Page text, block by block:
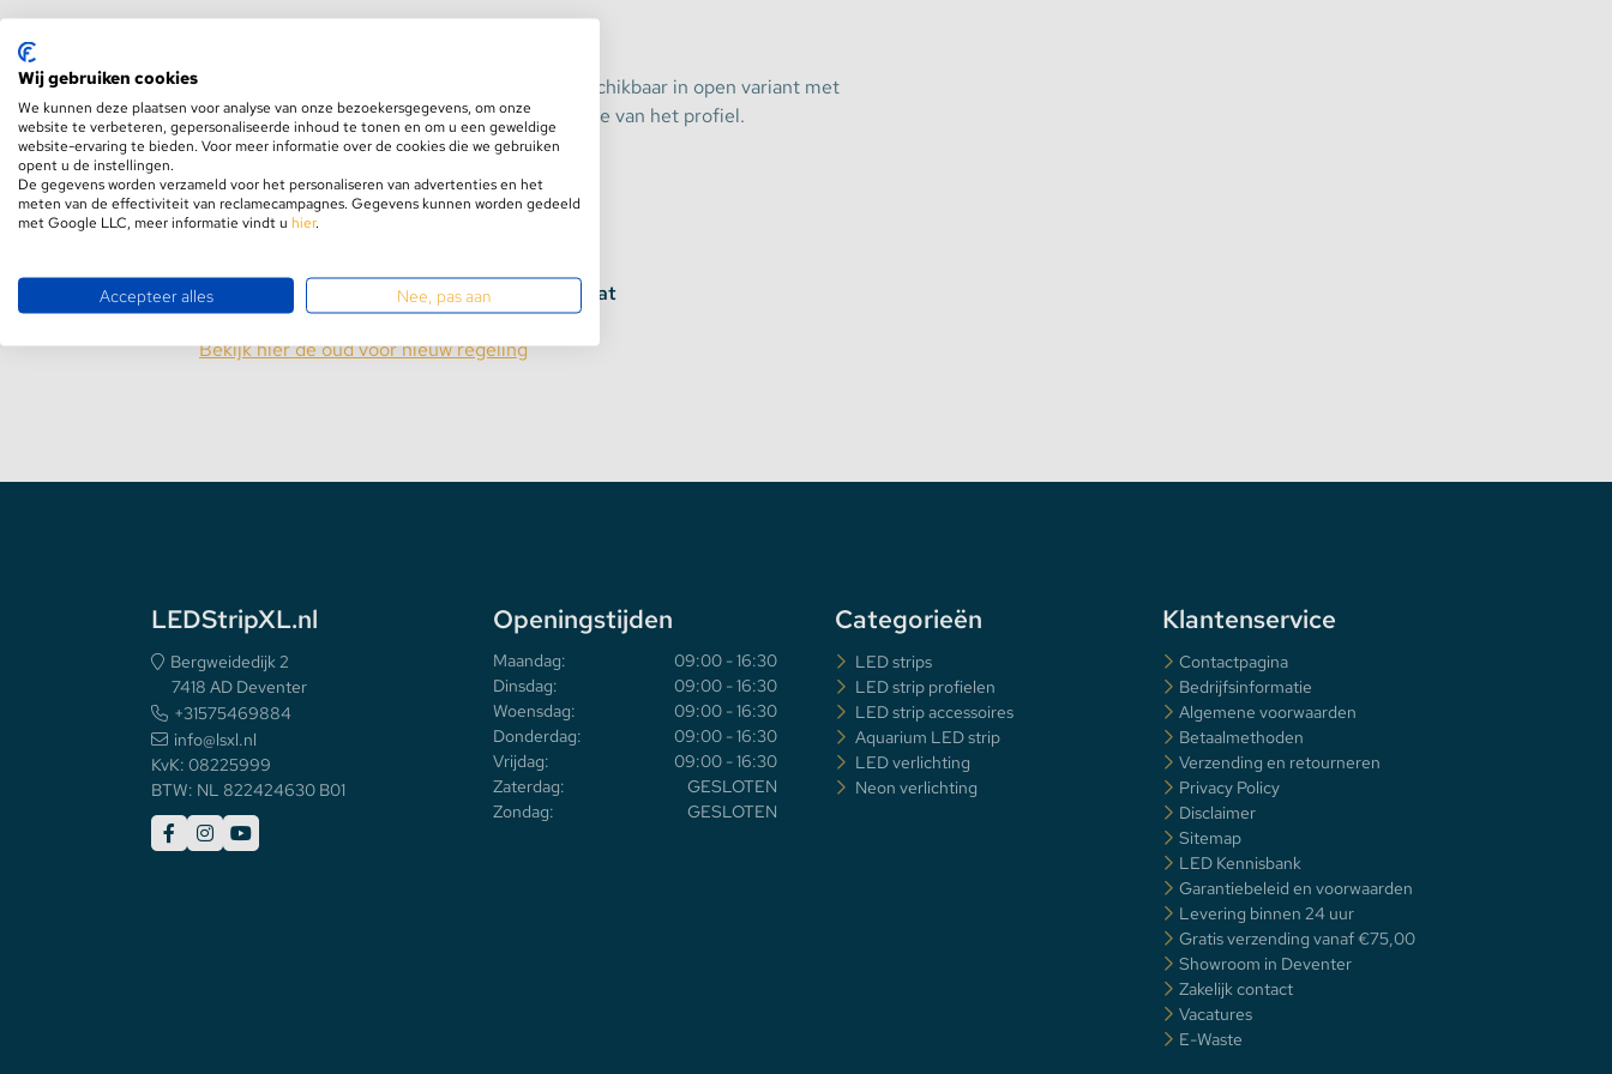
WLED Compatible
Batterijen
Witte einddop voor
. Beschikbaar in open variant met
draaddoorvoer en gesloten variant voor aan het einde van het profiel.
Benieuwd hoe wij omgaan met recyclen en wat
uw rechten zijn?
Bekijk hier de oud voor nieuw regeling
LEDStripXL.nl
Bergweidedijk 2
7418 AD Deventer
+31575469884
info@lsxl.nl
KvK: 08225999
BTW: NL 822424630 B01
Openingstijden
Maandag:
09:00 - 16:30
Dinsdag:
09:00 - 16:30
Woensdag:
09:00 - 16:30
Donderdag:
09:00 - 16:30
Vrijdag:
09:00 - 16:30
Zaterdag:
GESLOTEN
Zondag:
GESLOTEN
Categorieën
LED strips
LED strip profielen
LED strip accessoires
Aquarium LED strip
LED verlichting
Neon verlichting
Klantenservice
Contactpagina
Bedrijfsinformatie
Algemene voorwaarden
Betaalmethoden
Verzending en retourneren
Privacy Policy
Disclaimer
Sitemap
LED Kennisbank
Garantiebeleid en voorwaarden
Levering binnen 24 uur
Gratis verzending vanaf €75,00
Showroom in Deventer
Zakelijk contact
Vacatures
E-Waste
Wij gebruiken cookies
We kunnen deze plaatsen voor analyse van onze bezoekersgegevens, om onze
website te verbeteren, gepersonaliseerde inhoud te tonen en om u een geweldige
website-ervaring te bieden. Voor meer informatie over de cookies die we gebruiken
opent u de instellingen.
De gegevens worden verzameld voor het personaliseren van advertenties en het
meten van de effectiviteit van reclamecampagnes. Gegevens kunnen worden gedeeld
met Google LLC, meer informatie vindt u hier.
Accepteer alles Nee, pas aan